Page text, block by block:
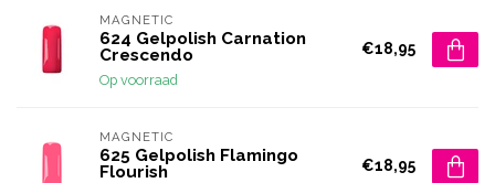
MAGNETIC
624 Gelpolish Carnation
Crescendo
Op voorraad
€18,95
MAGNETIC
625 Gelpolish Flamingo
Flourish
€18,95